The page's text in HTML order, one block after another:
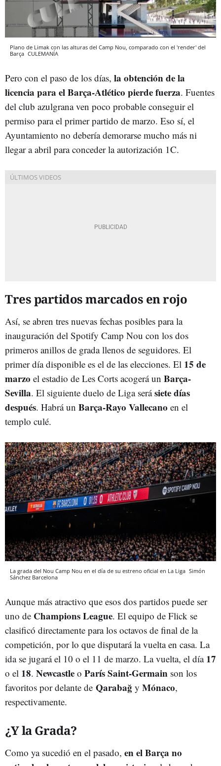
Plano de Limak con las alturas del Camp Nou, comparado con el 'render' del
Barça CULEMANÍA
Pero con el paso de los días, la obtención de la
licencia para el Barça-Atlético pierde fuerza. Fuentes
del club azulgrana ven poco probable conseguir el
permiso para el primer partido de marzo. Eso sí, el
Ayuntamiento no debería demorarse mucho más ni
llegar a abril para conceder la autorización 1C.
Tres partidos marcados en rojo
Así, se abren tres nuevas fechas posibles para la
inauguración del Spotify Camp Nou con los dos
primeros anillos de grada llenos de seguidores. El
primer día disponible es el de las elecciones. El 15 de
marzo el estadio de Les Corts acogerá un Barça-
Sevilla. El siguiente duelo de Liga serásiete días
después. Habrá un Barça-Rayo Vallecano en el
templo culé.
La grada del Nou Camp Nou en el día de su estreno oficial en La Liga Simón
Sánchez Barcelona
Aunque más atractivo que esos dos partidos puede ser
uno de Champions League. El equipo de Flick se
clasificó directamente para los octavos de final de la
competición, por lo que disputará la vuelta en casa. La
ida se jugará el 10 o el 11 de marzo. La vuelta, el día 17
o el 18. Newcastle o París Saint-Germain son los
favoritos por delante de Qarabağ y Mónaco,
respectivamente.
¿Y la Grada?
Como ya sucedió en el pasado, en el Barça no